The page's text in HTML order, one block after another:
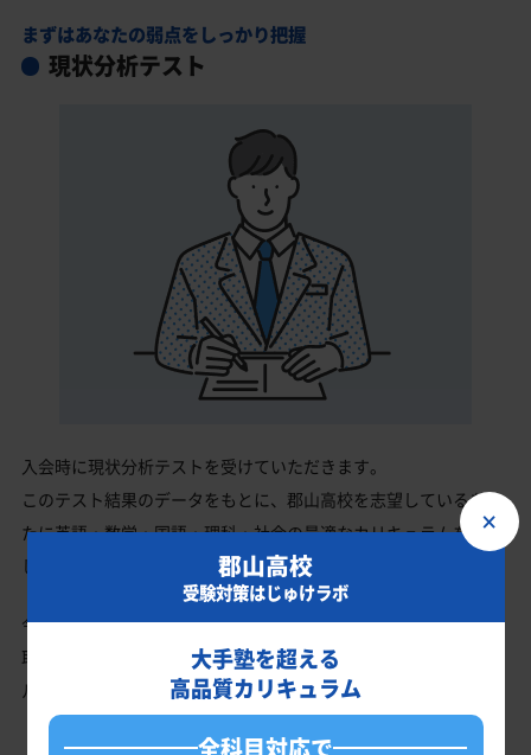
まずはあなたの弱点をしっかり把握
現状分析テスト
入会時に現状分析テストを受けていただきます。
このテスト結果のデータをもとに、郡山高校を志望しているあな
たに英語・数学・国語・理科・社会の最適なカリキュラムを作成
します。
今の成績・偏差値から郡山高校の入試で確実に合格最低点以上を
取る、余裕を持って合格点を取るための勉強法、学習スケジュー
ルを明確にします。
×
郡山高校
受験対策はじゅけラボ
大手塾を超える
高品質カリキュラム
全科目対応で